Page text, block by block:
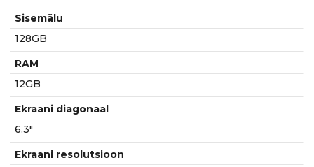
Sisemälu
128GB
RAM
12GB
Ekraani diagonaal
6.3"
Ekraani resolutsioon